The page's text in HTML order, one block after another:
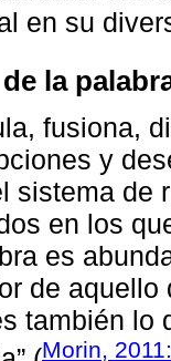
en su
la
fusiona,
y
sistema de
en los
es
de
también lo
Morin,